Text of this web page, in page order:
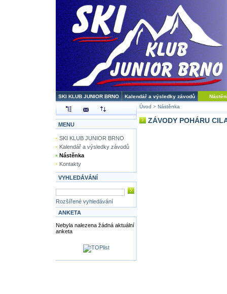
SKI KLUB JUNIOR BRNO Kalendář a výsledky závodů
Úvod > Nástěnka
MENU
SKI KLUB JUNIOR BRNO
Kalendář a výsledky závodů
Nástěnka
Kontakty
VYHLEDÁVÁNÍ
Rozšířené vyhledávání
ANKETA
Nebyla nalezena žádná aktuální
anketa
ZÁVODY POHÁRU